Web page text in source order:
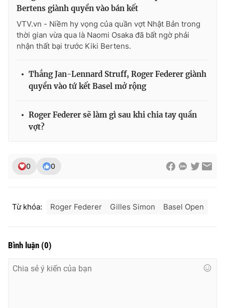
Ðiện thoại Thời báo VTV:024.66 897 897
Email: toasoan@vtv.vn
Liên hệ quảng cáo:024-7300.7108
Bertens giành quyền vào bán kết
VTV.vn - Niềm hy vọng của quần vợt Nhật Bản trong
thời gian vừa qua là Naomi Osaka đã bất ngờ phải
nhận thất bại trước Kiki Bertens.
Thắng Jan-Lennard Struff, Roger Federer giành
quyền vào tứ kết Basel mở rộng
Roger Federer sẽ làm gì sau khi chia tay quần
vợt?
0 0
Từ khóa: Roger Federer Gilles Simon Basel Open
Bình luận (0)